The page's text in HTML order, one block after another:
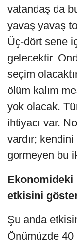
vatandaş da
yavaş yavaş
Üç-dört sene
gelecektir.
seçim
ölüm kalım
yok olacak.
ihtiyacı var.
vardır;
görmeyen bu
Ekonomideki
etkisini
Şu anda
Önümüzde 40